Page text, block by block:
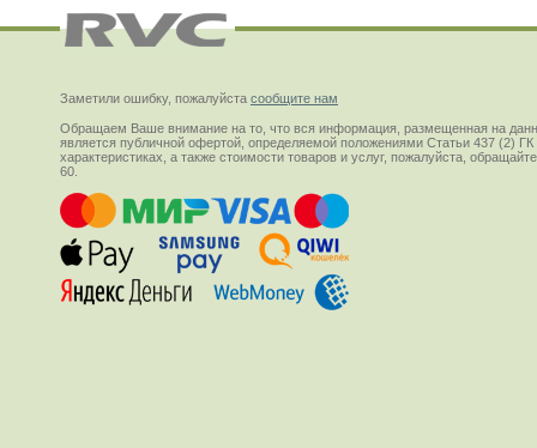
Заметили ошибку, пожалуйста сообщите нам
Обращаем Ваше внимание на то, что вся информация, размещенная на
является публичной офертой, определяемой положениями Статьи 437 (2)
характеристиках, а также стоимости товаров и услуг, пожалуйста,
60.